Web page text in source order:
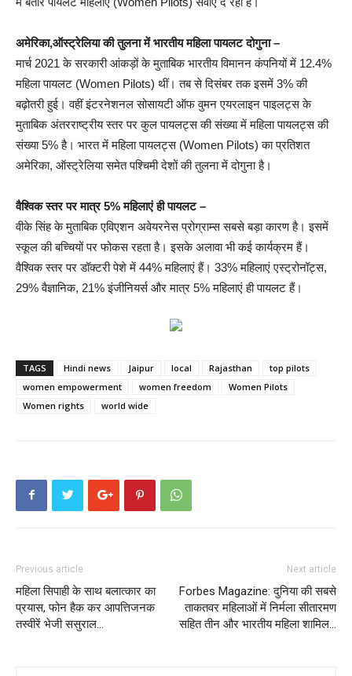
अमेरिका,ऑस्ट्रेलिया की तुलना में भारतीय महिला पायलट दोगुना –
मार्च 2021 के सरकारी आंकड़ों के मुताबिक भारतीय विमानन कंपनियों में 12.4%
महिला पायलट (Women Pilots) थीं। तब से दिसंबर तक इसमें 3% की
बढ़ोतरी हुई। वहीं इंटरनेशनल सोसायटी ऑफ वुमन एयरलाइन पाइलट्स के
मुताबिक अंतरराष्ट्रीय स्तर पर कुल पायलट्स की संख्या में महिला पायलट्स की
संख्या 5% है। भारत में महिला पायलट्स (Women Pilots) का प्रतिशत
अमेरिका, ऑस्ट्रेलिया समेत पश्चिमी देशों की तुलना में दोगुना है।
वैश्विक स्तर पर मात्र 5% महिलाएं ही पायलट –
वीके सिंह के मुताबिक एविएशन अवेयरनेस प्रोग्राम्स सबसे बड़ा कारण है। इसमें
स्कूल की बच्चियों पर फोकस रहता है। इसके अलावा भी कई कार्यक्रम हैं।
वैश्विक स्तर पर डॉक्टरी पेशे में 44% महिलाएं हैं। 33% महिलाएं एस्ट्रोनॉट्स,
29% वैज्ञानिक, 21% इंजीनियर्स और मात्र 5% महिलाएं ही पायलट हैं।
TAGS Hindi news Jaipur local Rajasthan
top pilots
women empowerment
women freedom
Women Pilots
Women rights
world wide
Previous article
महिला सिपाही के साथ बलात्कार का
प्रयास, फोन हैक कर आपत्तिजनक
तस्वीरें भेजी ससुराल…
Next article
Forbes Magazine: दुनिया की सबसे
ताकतवर महिलाओं में निर्मला सीतारमण
सहित तीन और भारतीय महिला शामिल…